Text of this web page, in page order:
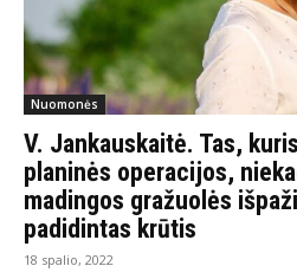
Nuomonės
V. Jankauskaitė. Tas,
planinės operacijos,
madingos gražuolės
padidintas krūtis
18 spalio, 2022